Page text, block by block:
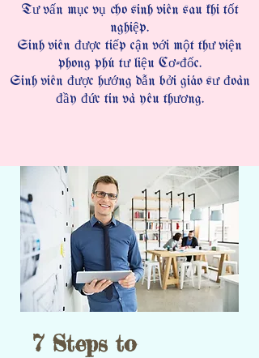
Tư vấn mục vụ cho sinh viên sau khi tốt
nghiệp.
Sinh viên được tiếp cận với một thư viện
phong phú tư liệu Cơ-đốc.
Sinh viên được hướng dẫn bởi giáo sư đoàn
đầy đức tin và yêu thương.
7 Steps to